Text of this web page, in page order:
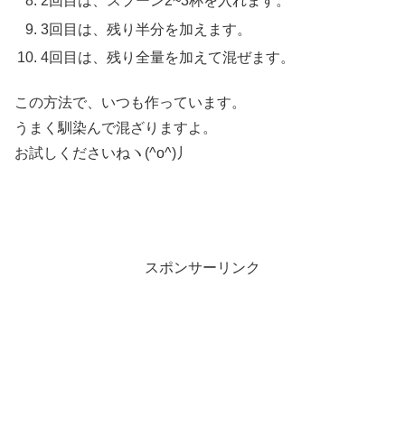
3回目は、残り半分を加えます。
4回目は、残り全量を加えて混ぜます。
この方法で、いつも作っています。
うまく馴染んで混ざりますよ。
お試しくださいねヽ(^o^)丿
スポンサーリンク